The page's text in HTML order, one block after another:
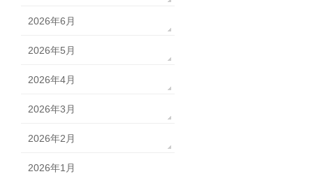
2026年6月
2026年5月
2026年4月
2026年3月
2026年2月
2026年1月